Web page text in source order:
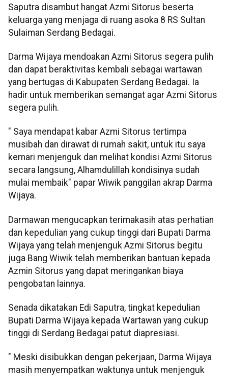
Saputra disambut hangat Azmi Sitorus beserta
keluarga yang menjaga di ruang asoka 8 RS Sultan
Sulaiman Serdang Bedagai.
Darma Wijaya mendoakan Azmi Sitorus segera pulih
dan dapat beraktivitas kembali sebagai wartawan
yang bertugas di Kabupaten Serdang Bedagai. Ia
hadir untuk memberikan semangat agar Azmi Sitorus
segera pulih.
" Saya mendapat kabar Azmi Sitorus tertimpa
musibah dan dirawat di rumah sakit, untuk itu saya
kemari menjenguk dan melihat kondisi Azmi Sitorus
secara langsung, Alhamdulillah kondisinya sudah
mulai membaik" papar Wiwik panggilan akrap Darma
Wijaya.
Darmawan mengucapkan terimakasih atas perhatian
dan kepedulian yang cukup tinggi dari Bupati Darma
Wijaya yang telah menjenguk Azmi Sitorus begitu
juga Bang Wiwik telah memberikan bantuan kepada
Azmin Sitorus yang dapat meringankan biaya
pengobatan lainnya.
Senada dikatakan Edi Saputra, tingkat kepedulian
Bupati Darma Wijaya kepada Wartawan yang cukup
tinggi di Serdang Bedagai patut diapresiasi.
" Meski disibukkan dengan pekerjaan, Darma Wijaya
masih menyempatkan waktunya untuk menjenguk